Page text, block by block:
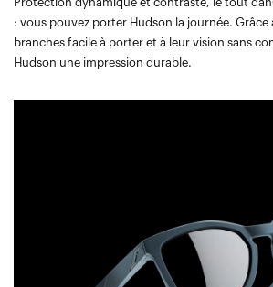
Protection dynamique et contraste, le tout
: vous pouvez porter Hudson la journée. Grâce
branches facile à porter et à leur vision sans
Hudson une impression durable.